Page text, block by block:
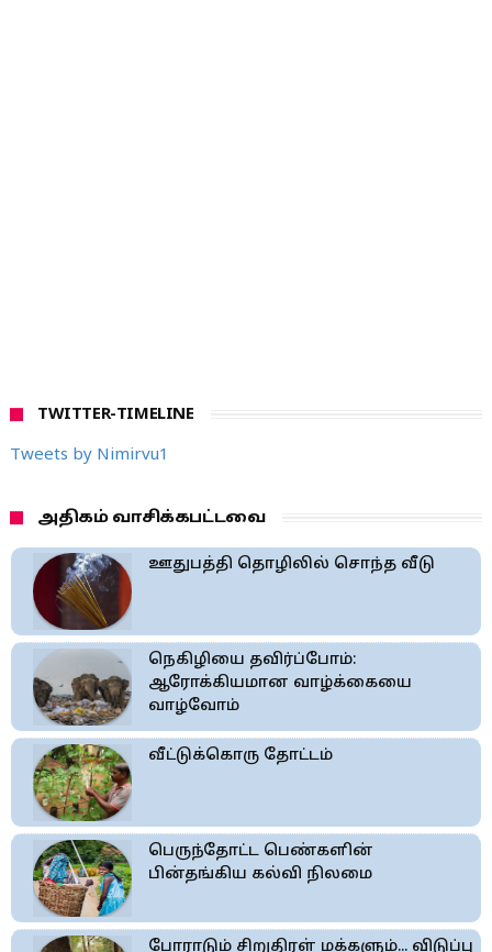
TWITTER-TIMELINE
Tweets by Nimirvu1
அதிகம் வாசிக்கபட்டவை
ஊதுபத்தி தொழிலில் சொந்த வீடு
நெகிழியை தவிர்ப்போம்:
ஆரோக்கியமான வாழ்க்கையை
வாழ்வோம்
வீட்டுக்கொரு தோட்டம்
பெருந்தோட்ட பெண்களின்
பின்தங்கிய கல்வி நிலமை
போராடும் சிறுதிரள் மக்களும்... விடுப்பு